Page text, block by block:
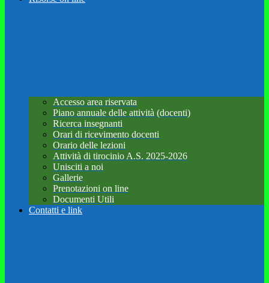
Accesso area riservata
Piano annuale delle attività (docenti)
Ricerca insegnanti
Orari di ricevimento docenti
Orario delle lezioni
Attività di tirocinio A.S. 2025-2026
Unisciti a noi
Gallerie
Prenotazioni on line
Documenti Utili
Contatti e link